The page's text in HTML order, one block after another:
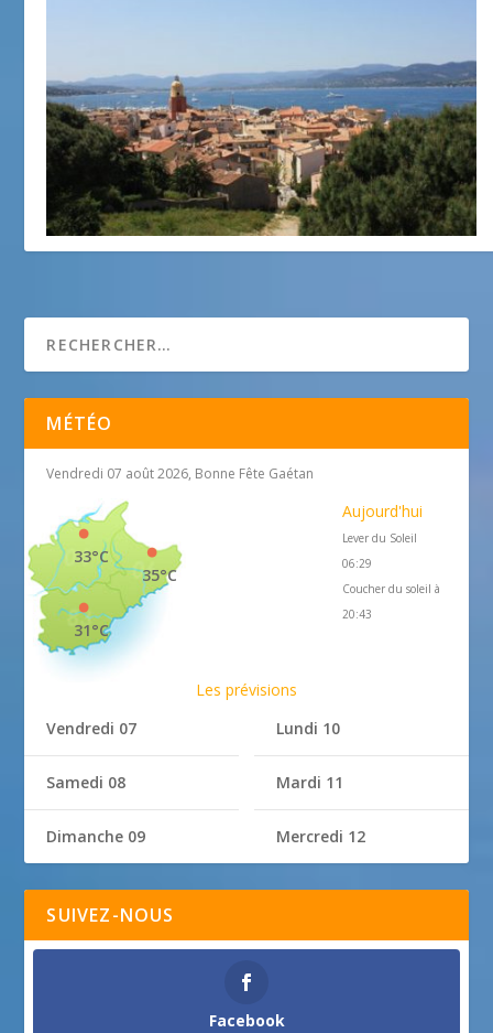
MÉTÉO
Vendredi 07 août 2026, Bonne Fête Gaétan
35°C
33°C
31°C
Aujourd'hui
Lever du Soleil
06:29
Coucher du soleil à
20:43
Les prévisions
Vendredi 07
Samedi 08
Dimanche 09
Lundi 10
Mardi 11
Mercredi 12
SUIVEZ-NOUS
Facebook